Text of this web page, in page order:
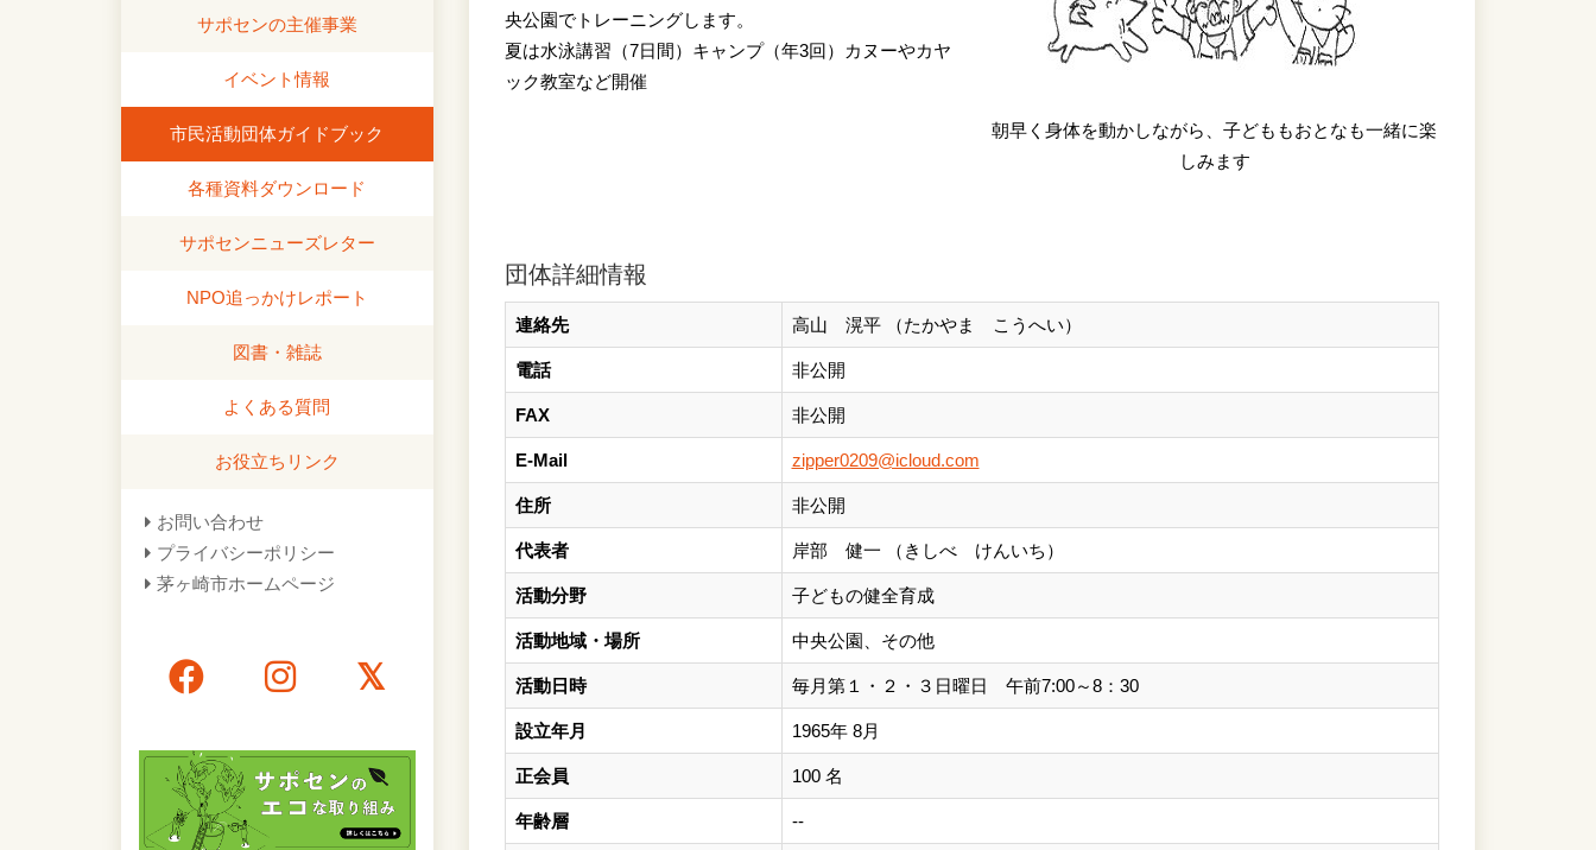
央公園でトレーニングします。
夏は水泳講習（7日間）キャンプ（年3回）カヌーやカヤ
ック教室など開催
朝早く身体を動かしながら、子どももおとなも一緒に楽
しみます
団体詳細情報
連絡先 高山 滉平 （たかやま こうへい）
電話 非公開
FAX 非公開
E-Mail zipper0209@icloud.com
住所 非公開
代表者 岸部 健一 （きしべ けんいち）
活動分野 子どもの健全育成
活動地域・場所 中央公園、その他
活動日時 毎月第１・２・３日曜日 午前7:00～8：30
設立年月 1965年 8月
正会員 100 名
年齢層 --
サポセンの主催事業
イベント情報
市民活動団体ガイドブック
各種資料ダウンロード
サポセンニューズレター
NPO追っかけレポート
図書・雑誌
よくある質問
お役立ちリンク
お問い合わせ
プライバシーポリシー
茅ヶ崎市ホームページ